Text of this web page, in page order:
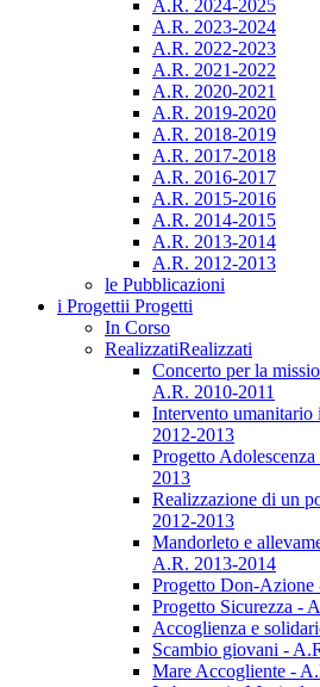
A.R. 2024-2025
A.R. 2023-2024
A.R. 2022-2023
A.R. 2021-2022
A.R. 2020-2021
A.R. 2019-2020
A.R. 2018-2019
A.R. 2017-2018
A.R. 2016-2017
A.R. 2015-2016
A.R. 2014-2015
A.R. 2013-2014
A.R. 2012-2013
le Pubblicazioni
i Progettii Progetti
In Corso
RealizzatiRealizzati
Concerto per la
A.R. 2010-2011
Intervento umanitario
2012-2013
Progetto
2013
Realizzazione di un
2012-2013
Mandorleto e
A.R. 2013-2014
Progetto Don-
Progetto Sicurezza -
Accoglienza e
Scambio giovani -
Mare Accogliente -